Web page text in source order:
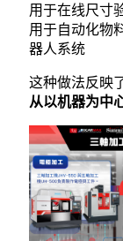
用于在线尺寸
用于自动化物
器人系统
这种做法反映
从以机器为中